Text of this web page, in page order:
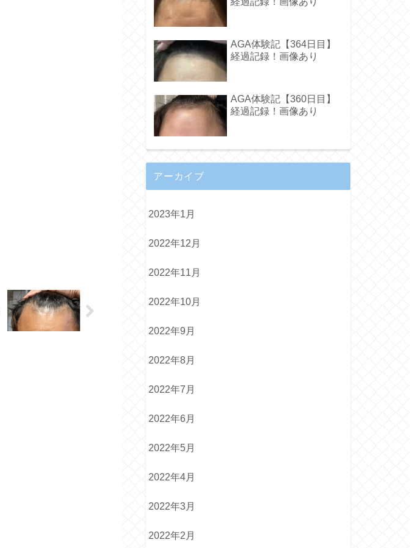
AGA体験記【364日目】
経過記録！画像あり
AGA体験記【360日目】
経過記録！画像あり
アーカイブ
2023年1月
2022年12月
2022年11月
2022年10月
2022年9月
2022年8月
2022年7月
2022年6月
2022年5月
2022年4月
2022年3月
2022年2月